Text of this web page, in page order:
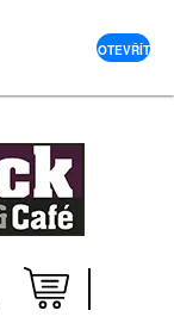
OTEVŘÍT